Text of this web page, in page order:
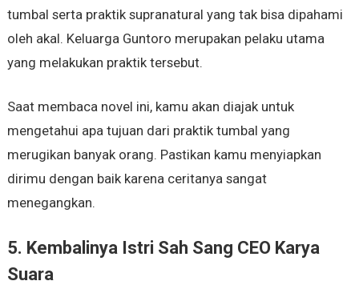
tumbal serta praktik supranatural yang tak bisa dipahami
oleh akal. Keluarga Guntoro merupakan pelaku utama
yang melakukan praktik tersebut.
Saat membaca novel ini, kamu akan diajak untuk
mengetahui apa tujuan dari praktik tumbal yang
merugikan banyak orang. Pastikan kamu menyiapkan
dirimu dengan baik karena ceritanya sangat
menegangkan.
5. Kembalinya Istri Sah Sang CEO Karya
Suara